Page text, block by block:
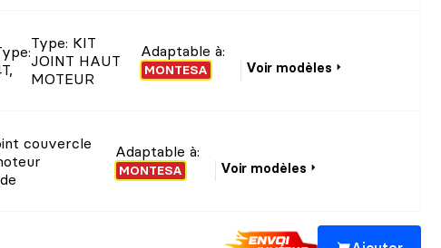
:
,
Type: KIT
JOINT HAUT
MOTEUR
Adaptable à:
MONTESA Voir modèles
couvercle
Adaptable à:
MONTESA Voir modèles